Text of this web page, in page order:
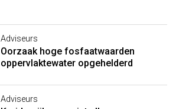
Adviseurs
Oorzaak hoge fosfaatwaarden
oppervlaktewater opgehelderd
Adviseurs